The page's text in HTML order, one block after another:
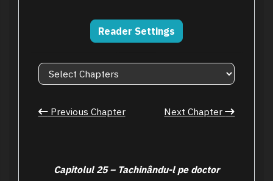
Reader Settings
Previous Chapter Next Chapter
Capitolul 25 – Tachinându-l pe doctor